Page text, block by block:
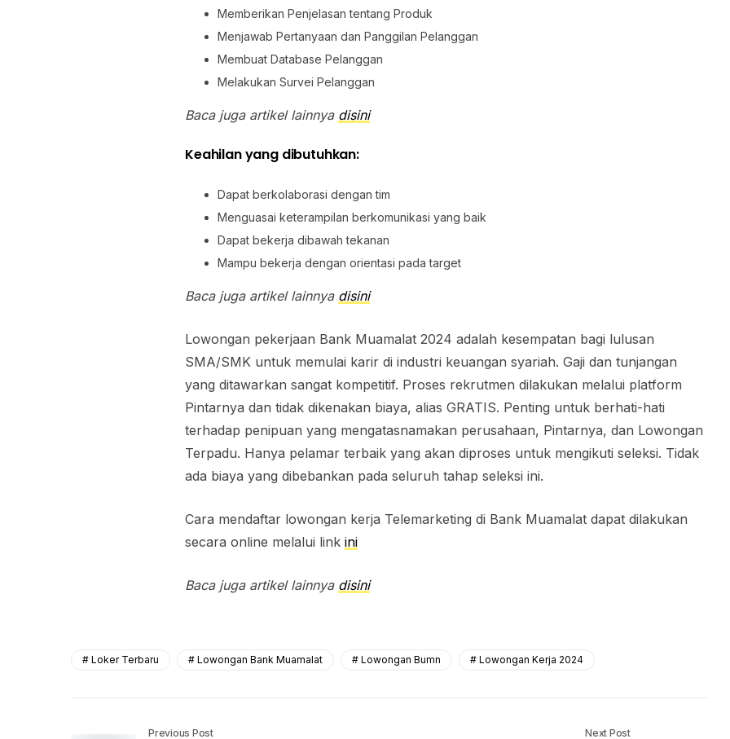
Memberikan Penjelasan tentang Produk
Menjawab Pertanyaan dan Panggilan Pelanggan
Membuat Database Pelanggan
Melakukan Survei Pelanggan
Baca juga artikel lainnya disini
Keahilan yang dibutuhkan:
Dapat berkolaborasi dengan tim
Menguasai keterampilan berkomunikasi yang baik
Dapat bekerja dibawah tekanan
Mampu bekerja dengan orientasi pada target
Baca juga artikel lainnya disini
Lowongan pekerjaan Bank Muamalat 2024 adalah kesempatan bagi lulusan
SMA/SMK untuk memulai karir di industri keuangan syariah. Gaji dan tunjangan
yang ditawarkan sangat kompetitif. Proses rekrutmen dilakukan melalui platform
Pintarnya dan tidak dikenakan biaya, alias GRATIS. Penting untuk berhati-hati
terhadap penipuan yang mengatasnamakan perusahaan, Pintarnya, dan Lowongan
Terpadu. Hanya pelamar terbaik yang akan diproses untuk mengikuti seleksi. Tidak
ada biaya yang dibebankan pada seluruh tahap seleksi ini.
Cara mendaftar lowongan kerja Telemarketing di Bank Muamalat dapat dilakukan
secara online melalui link ini
Baca juga artikel lainnya disini
Loker Terbaru Lowongan Bank Muamalat Lowongan Bumn Lowongan Kerja 2024
Previous Post Next Post